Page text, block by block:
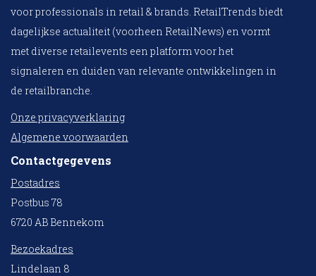
voor professionals in retail & brands. RetailTrends biedt
dagelijkse actualiteit (voorheen RetailNews) en vormt
met diverse retailevents een platform voor het
signaleren en duiden van relevante ontwikkelingen in
de retailbranche.
Onze privacyverklaring
Algemene voorwaarden
Contactgegevens
Postadres
Postbus 78
6720 AB Bennekom
Bezoekadres
Lindelaan 8